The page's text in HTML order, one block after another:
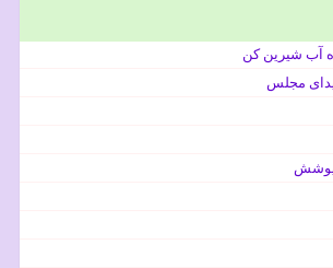
آب شیرین کن
مجلس